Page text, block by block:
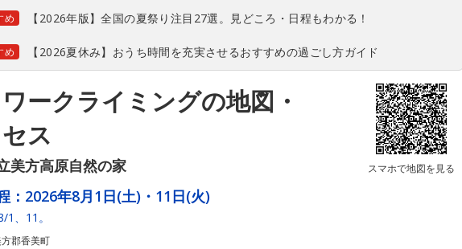
め 【2026年版】全国の夏祭り注目27選。見どころ・日程もわかる！
め 【2026夏休み】おうち時間を充実させるおすすめの過ごし方ガイド
ークライミングの地図・
ス
美方高原自然の家 スマホで地図を見る
： 2026年8月1日(土)・11日(火)
1、11。
郡香美町